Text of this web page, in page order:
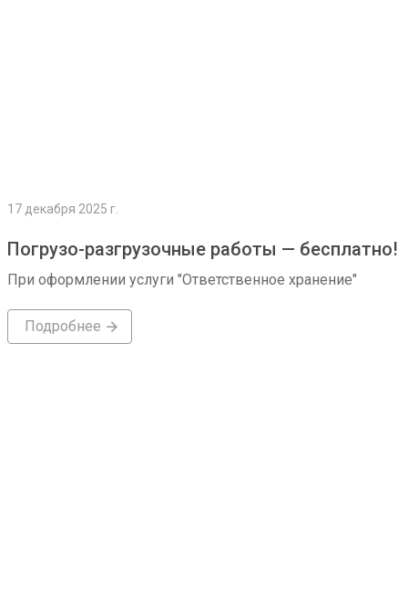
17 декабря 2025 г.
Погрузо-разгрузочные работы — бесплатно!
При оформлении услуги "Ответственное хранение"
Подробнее